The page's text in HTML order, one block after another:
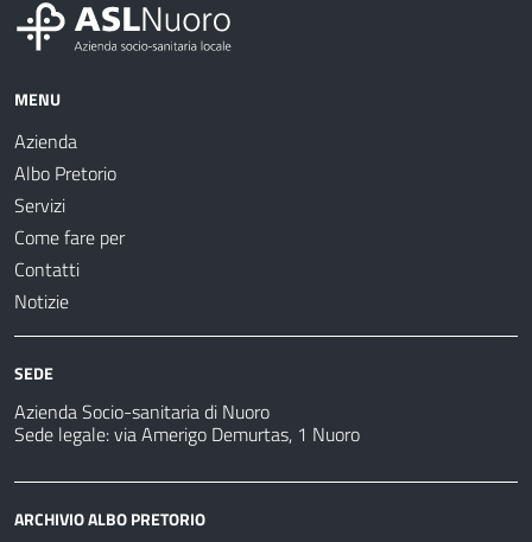
MENU
Azienda
Albo Pretorio
Servizi
Come fare per
Contatti
Notizie
SEDE
Azienda Socio-sanitaria di Nuoro
Sede legale: via Amerigo Demurtas, 1 Nuoro
ARCHIVIO ALBO PRETORIO